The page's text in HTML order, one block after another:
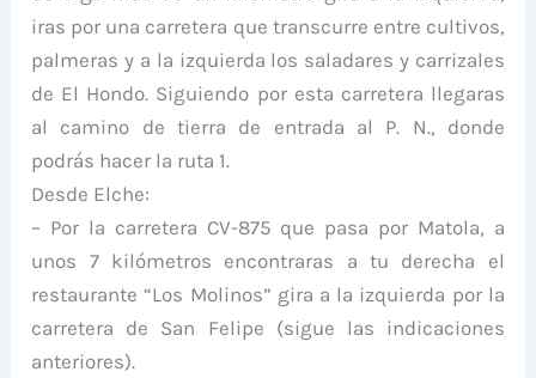
iras por una carretera que transcurre entre cultivos,
palmeras y a la izquierda los saladares y carrizales
de El Hondo. Siguiendo por esta carretera llegaras
al camino de tierra de entrada al P. N., donde
podrás hacer la ruta 1.
Desde Elche:
– Por la carretera CV-875 que pasa por Matola, a
unos 7 kilómetros encontraras a tu derecha el
restaurante “Los Molinos” gira a la izquierda por la
carretera de San Felipe (sigue las indicaciones
anteriores).